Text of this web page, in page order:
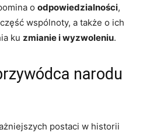
o odpowiedzialności,
wspólnoty,‌ a ⁢także o ich
ku zmianie i wyzwoleniu.
narodu
postaci w historii⁢